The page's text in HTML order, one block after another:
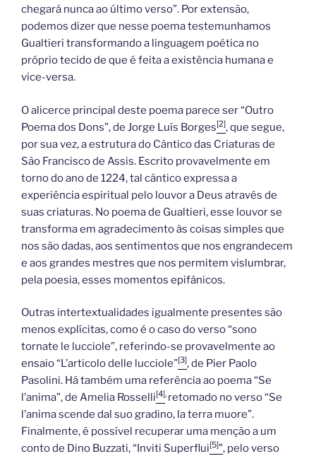
chegará nunca ao último verso”. Por extensão,
podemos dizer que nesse poema testemunhamos
Gualtieri transformando a linguagem poética no
próprio tecido de que é feita a existência humana e
vice-versa.
O alicerce principal deste poema parece ser “Outro
Poema dos Dons”, de Jorge Luís Borges[2], que segue,
por sua vez, a estrutura do Cântico das Criaturas de
São Francisco de Assis. Escrito provavelmente em
torno do ano de 1224, tal cântico expressa a
experiência espiritual pelo louvor a Deus através de
suas criaturas. No poema de Gualtieri, esse louvor se
transforma em agradecimento às coisas simples que
nos são dadas, aos sentimentos que nos engrandecem
e aos grandes mestres que nos permitem vislumbrar,
pela poesia, esses momentos epifânicos.
Outras intertextualidades igualmente presentes são
menos explícitas, como é o caso do verso “sono
tornate le lucciole”, referindo-se provavelmente ao
ensaio “L’articolo delle lucciole”[3], de Pier Paolo
Pasolini. Há também uma referência ao poema “Se
l’anima”, de Amelia Rosselli[4], retomado no verso “Se
l’anima scende dal suo gradino, la terra muore”.
Finalmente, é possível recuperar uma menção a um
conto de Dino Buzzati, “Inviti Superflui[5]”, pelo verso